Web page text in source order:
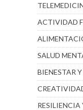
ACTIVIDAD
SALUD
BIENESTAR